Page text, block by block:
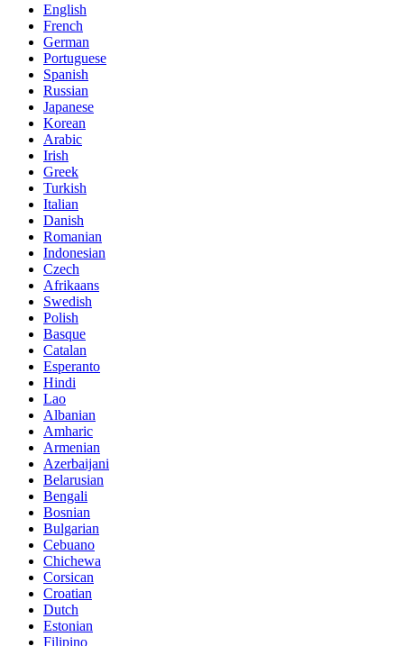
English
French
German
Portuguese
Spanish
Russian
Japanese
Korean
Arabic
Irish
Greek
Turkish
Italian
Danish
Romanian
Indonesian
Czech
Afrikaans
Swedish
Polish
Basque
Catalan
Esperanto
Hindi
Lao
Albanian
Amharic
Armenian
Azerbaijani
Belarusian
Bengali
Bosnian
Bulgarian
Cebuano
Chichewa
Corsican
Croatian
Dutch
Estonian
Filipino